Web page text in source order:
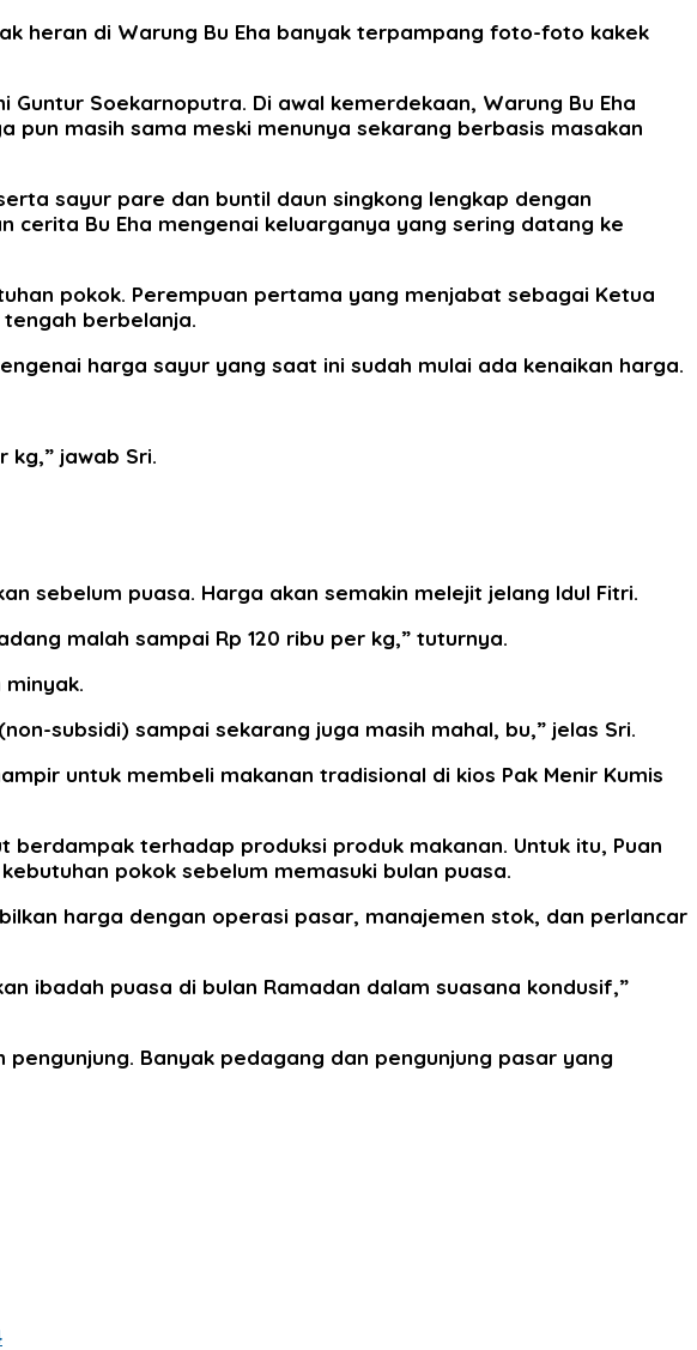
heran di Warung Bu Eha banyak terpampang foto-foto kakek
Soekarnoputra. Di awal kemerdekaan, Warung Bu Eha
pun masih sama meski menunya sekarang berbasis masakan
sayur pare dan buntil daun singkong lengkap dengan
cerita Bu Eha mengenai keluarganya yang sering datang ke
pokok. Perempuan pertama yang menjabat sebagai Ketua
berbelanja.
harga sayur yang saat ini sudah mulai ada kenaikan harga.
kg,” jawab Sri.
sebelum puasa. Harga akan semakin melejit jelang Idul Fitri.
malah sampai Rp 120 ribu per kg,” tuturnya.
subsidi) sampai sekarang juga masih mahal, bu,” jelas Sri.
untuk membeli makanan tradisional di kios Pak Menir Kumis
berdampak terhadap produksi produk makanan. Untuk itu, Puan
pokok sebelum memasuki bulan puasa.
harga dengan operasi pasar, manajemen stok, dan perlancar
ibadah puasa di bulan Ramadan dalam suasana kondusif,”
Banyak pedagang dan pengunjung pasar yang